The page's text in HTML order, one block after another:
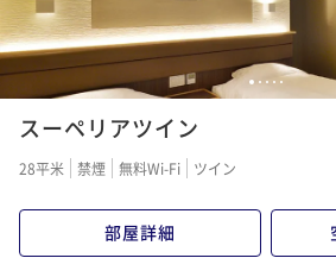
【オールインクルーシブ】《2食付
ーヌ懐石》旬と技が織りなす多彩な饗
1 2 3 4 5
スーペリアツイン
28平米 禁煙 無料Wi-Fi ツイン
部屋詳細